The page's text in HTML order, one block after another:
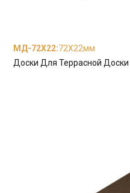
МД-72Х22:72X22мм
Доски Для Террасной